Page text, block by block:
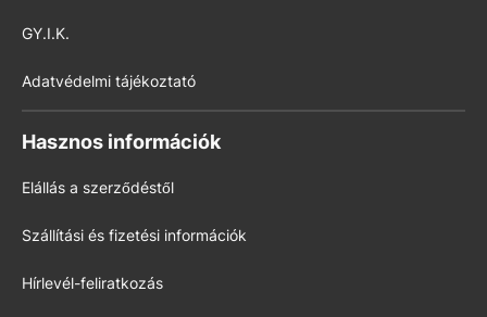
GY.I.K.
Adatvédelmi tájékoztató
Hasznos információk
Elállás a szerződéstől
Szállítási és fizetési információk
Hírlevél-feliratkozás